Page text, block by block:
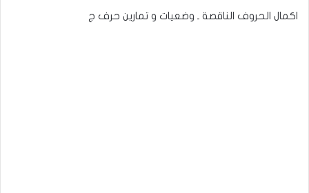
اكمال الحروف الناقصة ـ وضعيات و تمارين حرف ج